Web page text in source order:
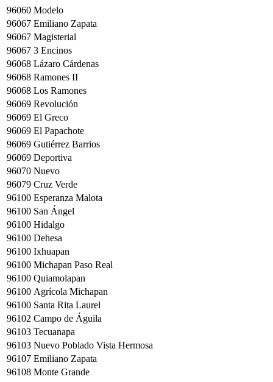
96060 Modelo
96067 Emiliano Zapata
96067 Magisterial
96067 3 Encinos
96068 Lázaro Cárdenas
96068 Ramones II
96068 Los Ramones
96069 Revolución
96069 El Greco
96069 El Papachote
96069 Gutiérrez Barrios
96069 Deportiva
96070 Nuevo
96079 Cruz Verde
96100 Esperanza Malota
96100 San Ángel
96100 Hidalgo
96100 Dehesa
96100 Ixhuapan
96100 Michapan Paso Real
96100 Quiamolapan
96100 Agrícola Michapan
96100 Santa Rita Laurel
96102 Campo de Águila
96103 Tecuanapa
96103 Nuevo Poblado Vista Hermosa
96107 Emiliano Zapata
96108 Monte Grande